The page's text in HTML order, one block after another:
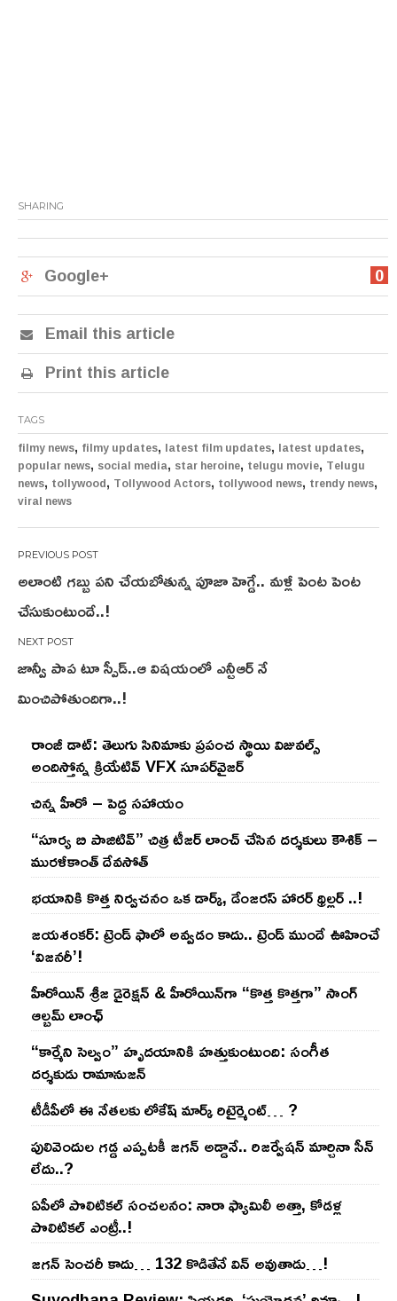
SHARING
0
Google+
Email this article
Print this article
TAGS
filmy news, filmy updates, latest film updates, latest updates,
popular news, social media, star heroine, telugu movie, Telugu
news, tollywood, Tollywood Actors, tollywood news, trendy news,
viral news
Post
navigation
అలాంటి గబ్బు పని చేయబోతున్న పూజా హెగ్డే.. మళ్లీ పెంట పెంట
చేసుకుంటుందే..!
జాన్వీ పాప టూ స్పీడ్..ఆ విషయంలో ఎన్టీఆర్ నే
మించిపోతుందిగా..!
రాంజీ డాట్: తెలుగు సినిమాకు ప్రపంచ స్థాయి విజువల్స్
అందిస్తోన్న క్రియేటివ్ VFX సూపర్‌వైజర్
చిన్న హీరో – పెద్ద సహాయం
“సూర్య బి పాజిటివ్” చిత్ర టీజర్ లాంచ్ చేసిన‌ దర్శకులు కౌశిక్ –
మురళీకాంత్ దేవసోత్
భయానికి కొత్త నిర్వచనం ఒక డార్క్, డేంజరస్ హారర్ థ్రిల్లర్ ..!
జయశంకర్: ట్రెండ్‌ ఫాలో అవ్వడం కాదు.. ట్రెండ్‌ ముందే ఊహించే
‘విజనరీ’!
హీరోయిన్ శ్రీజ డైరెక్ష‌న్ & హీరోయిన్‌గా “కొత్త కొత్తగా” సాంగ్
ఆల్బమ్ లాంఛ్
“కార్మేని సెల్వం” హృదయానికి హత్తుకుంటుంది: సంగీత
దర్శకుడు రామానుజన్
టీడీపీలో ఈ నేత‌ల‌కు లోకేష్ మార్క్ రిటైర్మెంట్‌… ?
పులివెందుల గ‌డ్డ ఎప్ప‌ట‌కీ జ‌గ‌న్ అడ్డానే.. రిజ‌ర్వేష‌న్ మార్చినా సీన్
లేదు..?
ఏపీలో పొలిటిక‌ల్ సంచ‌ల‌నం: నారా ఫ్యామిలీ అత్తా, కోడ‌ళ్ల
పొలిటికల్ ఎంట్రీ..!
జ‌గ‌న్ సెంచ‌రీ కాదు… 132 కొడితేనే విన్ అవుతాడు…!